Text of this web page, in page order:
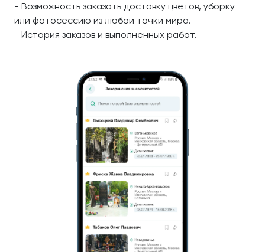
- Возможность заказать доставку цветов, уборку
или фотосессию из любой точки мира.
- История заказов и выполненных работ.